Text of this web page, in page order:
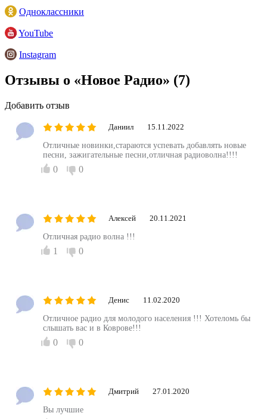
Одноклассники
YouTube
Instagram
Отзывы о «Новое Радио» (7)
Добавить отзыв
Даниил 15.11.2022
Отличные новинки,стараются успевать добавлять новые
песни, зажигательные песни,отличная радиоволна!!!!
0 0
Алексей 20.11.2021
Отличная радио волна !!!
1 0
Денис 11.02.2020
Отличное радио для молодого населения !!! Хотеломь бы
слышать вас и в Коврове!!!
0 0
Дмитрий 27.01.2020
Вы лучшие